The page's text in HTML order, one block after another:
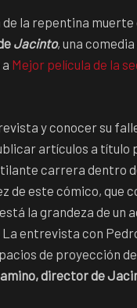
de la repentina muerte
Jacinto, una
Mejor película de la
y conocer su
artículos a título
carrera dentro
de este cómico, que
la grandeza de un
entrevista con
de proyección
director de